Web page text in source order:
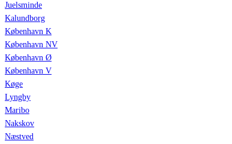
Juelsminde
Kalundborg
København K
København NV
København Ø
København V
Køge
Lyngby
Maribo
Nakskov
Næstved